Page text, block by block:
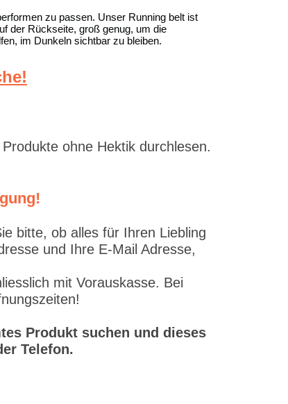
zu passen. Unser Running belt ist
der Rückseite, groß genug, um die
im Dunkeln sichtbar zu bleiben.
ohne Hektik durchlesen.
bitte, ob alles für Ihren Liebling
und Ihre E-Mail Adresse,
mit Vorauskasse. Bei
Produkt suchen und dieses
Telefon.